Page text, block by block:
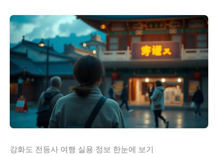
강화도 전등사 여행 실용 정보 한눈에 보기